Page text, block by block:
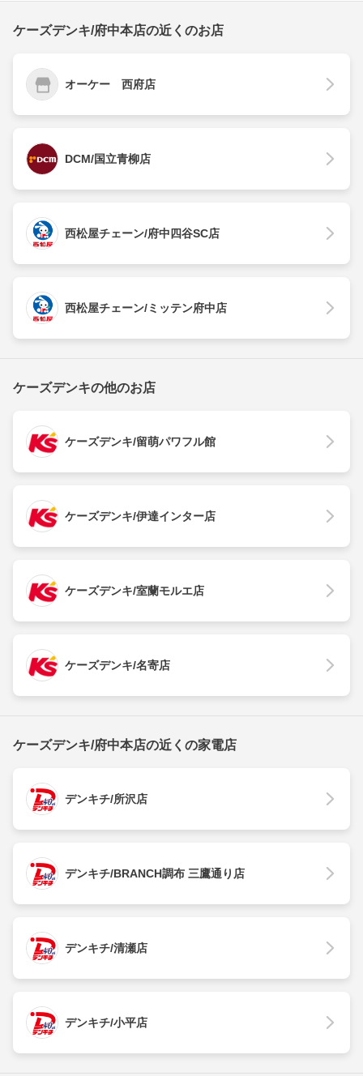
ケーズデンキ/府中本店の近くのお店
オーケー 西府店
DCM/国立青柳店
西松屋チェーン/府中四谷SC店
西松屋チェーン/ミッテン府中店
ケーズデンキの他のお店
ケーズデンキ/留萌パワフル館
ケーズデンキ/伊達インター店
ケーズデンキ/室蘭モルエ店
ケーズデンキ/名寄店
ケーズデンキ/府中本店の近くの家電店
デンキチ/所沢店
デンキチ/BRANCH調布 三鷹通り店
デンキチ/清瀬店
デンキチ/小平店